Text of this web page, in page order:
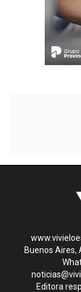
Buenos Aires,
Editora